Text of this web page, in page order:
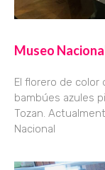
Museo
El florero de color
bambúes azules
Tozan.
Nacional